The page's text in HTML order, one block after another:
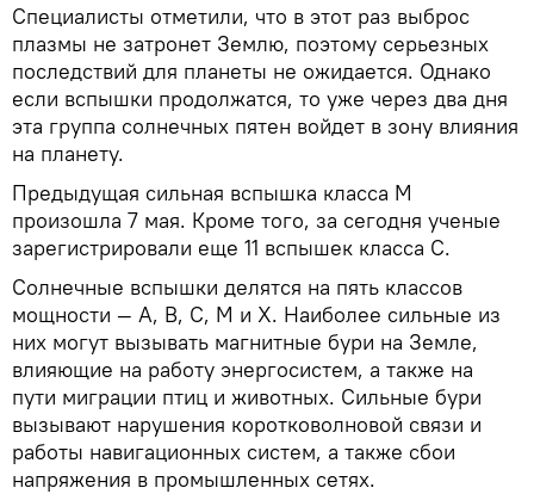
Специалисты отметили, что в этот раз выброс
плазмы не затронет Землю, поэтому серьезных
последствий для планеты не ожидается. Однако
если вспышки продолжатся, то уже через два дня
эта группа солнечных пятен войдет в зону влияния
на планету.
Предыдущая сильная вспышка класса М
произошла 7 мая. Кроме того, за сегодня ученые
зарегистрировали еще 11 вспышек класса С.
Солнечные вспышки делятся на пять классов
мощности — A, B, C, M и X. Наиболее сильные из
них могут вызывать магнитные бури на Земле,
влияющие на работу энергосистем, а также на
пути миграции птиц и животных. Сильные бури
вызывают нарушения коротковолновой связи и
работы навигационных систем, а также сбои
напряжения в промышленных сетях.